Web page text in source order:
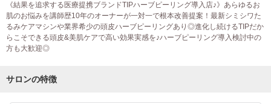
《結果を追求する医療提携ブランドTIPハーブピーリング導入店♪》あらゆるお
肌のお悩みを講師歴10年のオーナーが一対一で根本改善提案！最新シミシワた
るみケアマシンや業界希少の頭皮ハーブピーリングあり◎進化し続けるTIPだか
らこそできる頭皮&美肌ケアで高い効果実感を♪ハーブピーリング導入検討中の
方も大歓迎◎
サロンの特徴